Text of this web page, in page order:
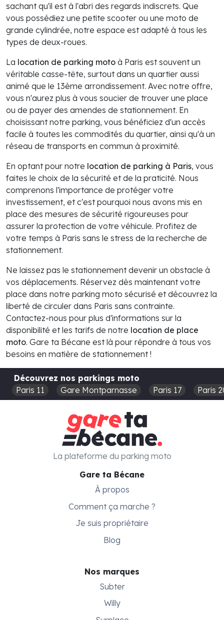
sachant qu'il est à l'abri des regards indiscrets. Que
vous possédiez une petite scooter ou une moto de
grande cylindrée, notre espace est adapté à tous les
types de deux-roues.
La location de parking moto à Paris est souvent un
véritable casse-tête, surtout dans un quartier aussi
animé que le 13ème arrondissement. Avec notre offre,
vous n'aurez plus à vous soucier de trouver une place
ou de payer des amendes de stationnement. En
choisissant notre parking, vous bénéficiez d'un accès
facile à toutes les commodités du quartier, ainsi qu'à un
réseau de transports en commun à proximité.
En optant pour notre location de parking à Paris, vous
faites le choix de la sécurité et de la praticité. Nous
comprenons l'importance de protéger votre
investissement, et c'est pourquoi nous avons mis en
place des mesures de sécurité rigoureuses pour
assurer la protection de votre véhicule. Profitez de
votre temps à Paris sans le stress de la recherche de
stationnement.
Ne laissez pas le stationnement devenir un obstacle à
vos déplacements. Réservez dès maintenant votre
place dans notre parking moto sécurisé et découvrez la
liberté de circuler dans Paris sans contrainte.
Contactez-nous pour plus d'informations sur la
disponibilité et les tarifs de notre location de place
moto. Gare ta Bécane est là pour répondre à tous vos
besoins en matière de stationnement !
Découvrez nos parkings moto
Paris 11
Gare Montparnasse Paris 17 Paris
Gare ta Bécane
À propos
Comment ça marche ?
Je suis propriétaire
Blog
Nos marques
Subter
Willy
La plateforme du parking moto